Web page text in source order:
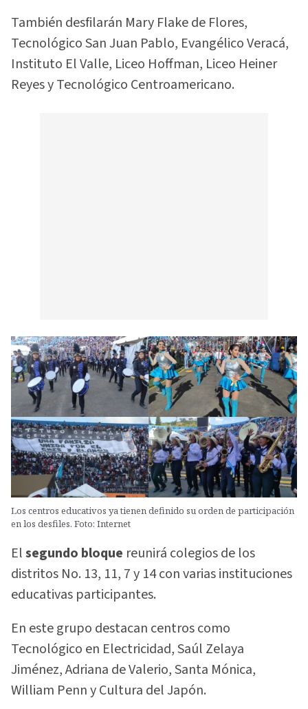
También desfilarán Mary Flake de Flores,
Tecnológico San Juan Pablo, Evangélico Veracá,
Instituto El Valle, Liceo Hoffman, Liceo Heiner
Reyes y Tecnológico Centroamericano.
Los centros educativos ya tienen definido su orden de participación
en los desfiles. Foto: Internet
Elsegundo bloque reunirá colegios de los
distritos No. 13, 11, 7 y 14 con varias instituciones
educativas participantes.
En este grupo destacan centros como
Tecnológico en Electricidad, Saúl Zelaya
Jiménez, Adriana de Valerio, Santa Mónica,
William Penn y Cultura del Japón.